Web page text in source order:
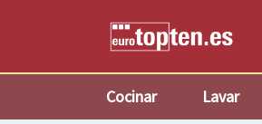
Cocinar Lavar